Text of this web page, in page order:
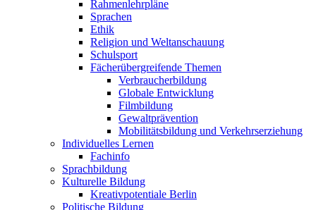
Rahmenlehrpläne
Sprachen
Ethik
Religion und Weltanschauung
Schulsport
Fächer­übergreifende Themen
Verbraucher­bildung
Globale Entwicklung
Filmbildung
Gewaltprävention
Mobilitätsbildung und Verkehrserziehung
Individuelles Lernen
Fachinfo
Sprachbildung
Kulturelle Bildung
Kreativpotentiale Berlin
Politische Bildung